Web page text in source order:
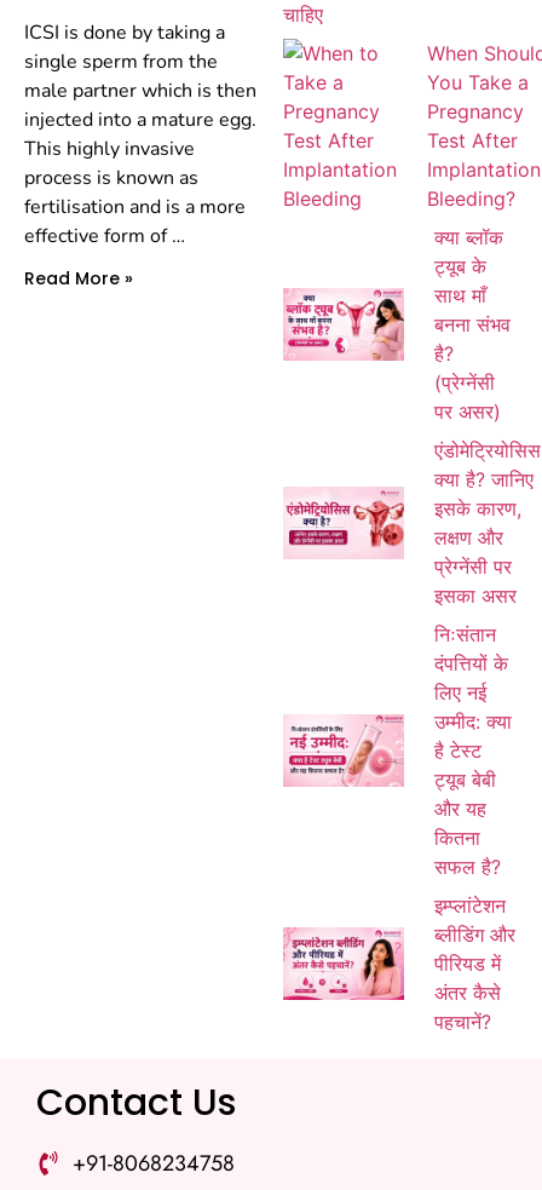
ICSI is done by taking a
single sperm from the
male partner which is then
injected into a mature egg.
This highly invasive
process is known as
fertilisation and is a more
effective form of…
Read More »
When
You Take a
Pregnancy
Test After
Implantation
Bleeding?
क्या ब्लॉक
ट्यूब के
साथ माँ
बनना संभव
है?
(प्रेग्नेंसी
पर असर)
एंडोमेट्रियोसिस
क्या है? जानिए
इसके कारण,
लक्षण और
प्रेग्नेंसी पर
इसका असर
निःसंतान
दंपत्तियों के
लिए नई
उम्मीद: क्या
है टेस्ट
ट्यूब बेबी
और यह
कितना
सफल है?
इम्प्लांटेशन
ब्लीडिंग और
पीरियड में
अंतर कैसे
पहचानें?
Contact Us
+91-8068234758